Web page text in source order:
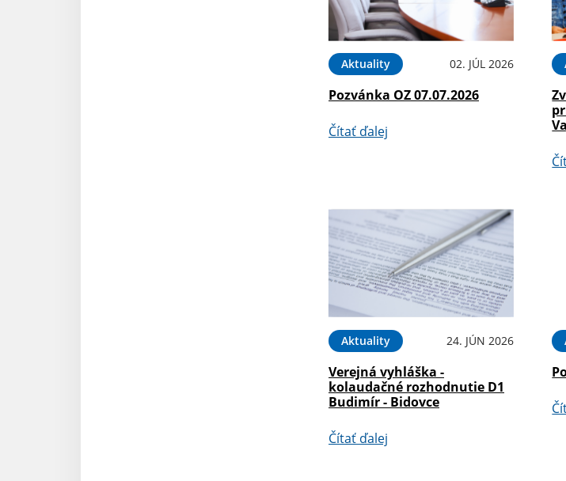
Aktuality 02. JÚL 2026
Pozvánka OZ 07.07.2026
Čítať ďalej
Aktuality 24. JÚN 2026
Verejná vyhláška -
kolaudačné rozhodnutie D1
Budimír - Bidovce
Čítať ďalej